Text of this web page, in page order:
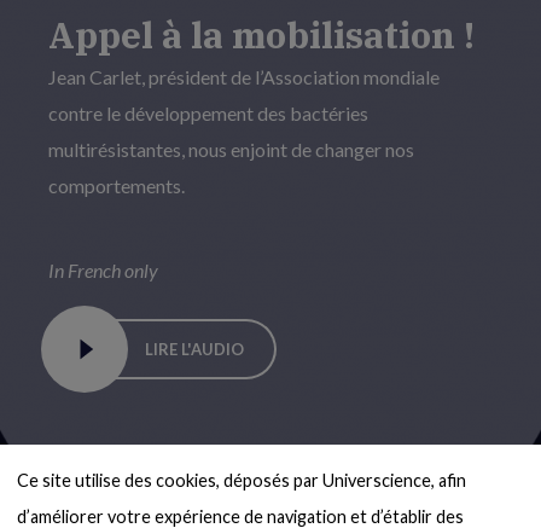
Ce site utilise des cookies, déposés par Universcience, afin
d’améliorer votre expérience de navigation et d’établir des
Appel à la mobilisation !
Jean Carlet, président de l’Association mondiale
contre le développement des bactéries
multirésistantes, nous enjoint de changer nos
comportements.
In French only
LIRE L'AUDIO